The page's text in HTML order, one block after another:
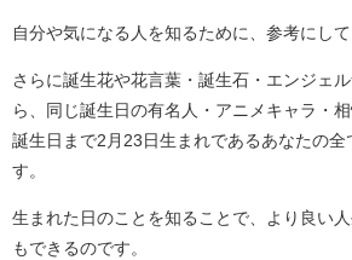
自分や気になる人を知るために、参考にして
さらに誕生花や花言葉・誕生石・エンジェ
ら、同じ誕生日の有名人・アニメキャラ・
誕生日まで2月23日生まれであるあなたの全
す。
生まれた日のことを知ることで、より良い
もできるのです。